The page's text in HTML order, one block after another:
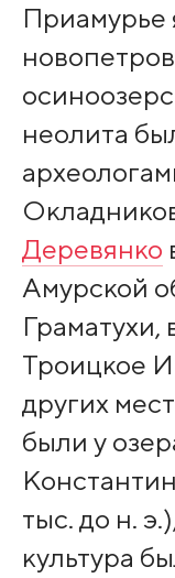
Приамурье
неолита
Деревянко
Амурской
Граматухи,
Троицкое
других
были у
тыс. до н.
культура